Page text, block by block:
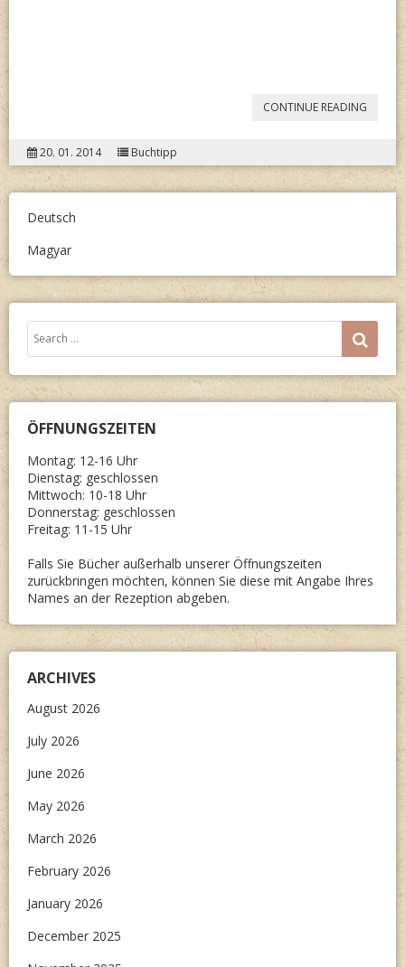
CONTINUE READING
UND
20. 01. 2014 Buchtipp
Deutsch
Magyar
Search
for:
ÖFFNUNGSZEITEN
Montag: 12-16 Uhr
Dienstag: geschlossen
Mittwoch: 10-18 Uhr
Donnerstag: geschlossen
Freitag: 11-15 Uhr
Falls Sie Bücher außerhalb unserer Öffnungszeiten
zurückbringen möchten, können Sie diese mit Angabe Ihres
Names an der Rezeption abgeben.
ARCHIVES
August 2026
July 2026
June 2026
May 2026
March 2026
February 2026
January 2026
December 2025